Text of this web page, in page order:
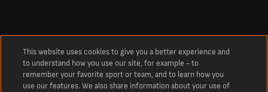
This website uses cookies to give you a better experience and
to understand how you use our site, for example - to
remember your favorite sport or team, and to learn how you
use our features. We also share information about your use of